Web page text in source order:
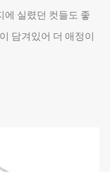
에 실렸던 컷들도 좋
담겨있어 더 애정이